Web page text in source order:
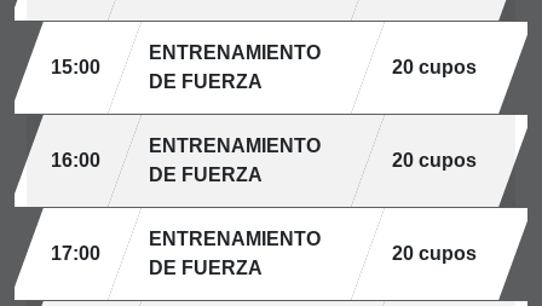
15:00
ENTRENAMIENTO
DE FUERZA
20 cupos
16:00
ENTRENAMIENTO
DE FUERZA
20 cupos
17:00
ENTRENAMIENTO
DE FUERZA
20 cupos